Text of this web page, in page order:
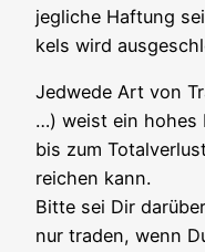
jeg­li­che Haf­tung
kels wird
Jed­we­de Art von
…) weist ein hohes
bis zum
rei­chen kann.
Bit­te sei Dir
nur traden, wenn